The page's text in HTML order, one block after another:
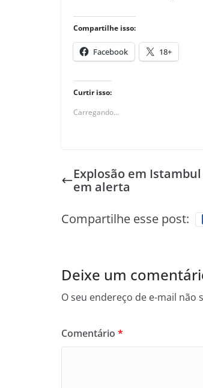
Compartilhe isso:
Facebook 18+
Curtir isso:
Carregando...
Explosão em
em alerta
Compartilhe esse post:
Deixe um
O seu endereço de e-mail não
Comentário *